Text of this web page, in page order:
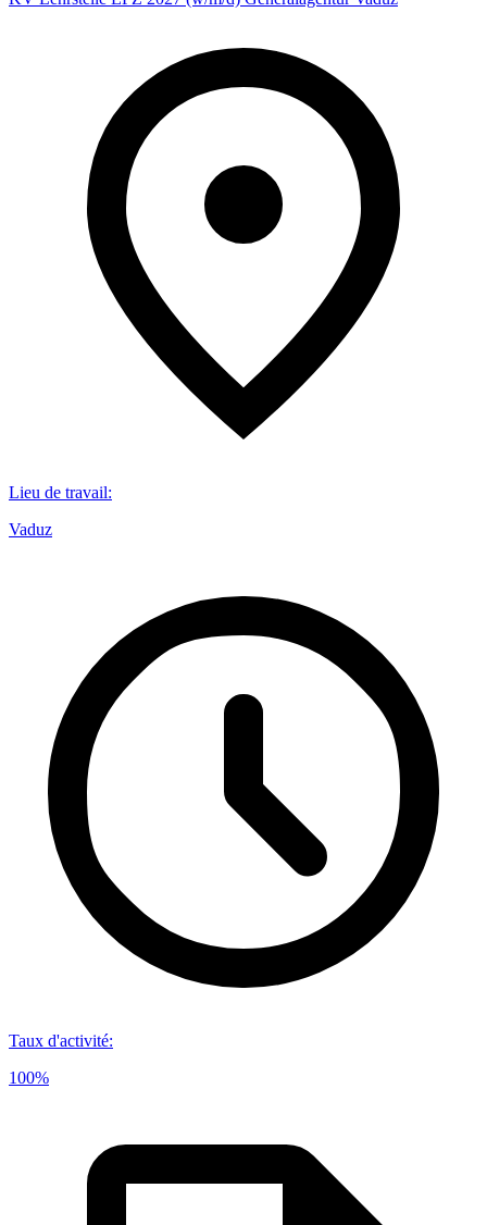
Lieu de travail:
Vaduz
Taux d'activité:
100%